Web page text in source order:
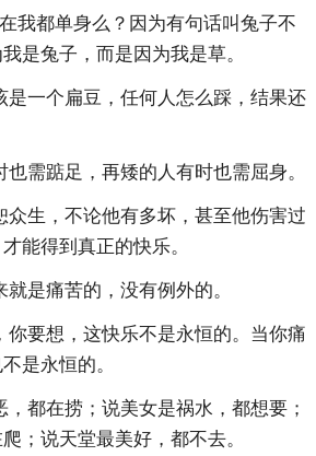
我都单身么？因为有句话叫兔子不
是兔子，而是因为我是草。
是一个扁豆，任何人怎么踩，结果还
也需踮足，再矮的人有时也需屈身。
众生，不论他有多坏，甚至他伤害过
能得到真正的快乐。
就是痛苦的，没有例外的。
你要想，这快乐不是永恒的。当你痛
是永恒的。
，都在捞；说美女是祸水，都想要；
；说天堂最美好，都不去。